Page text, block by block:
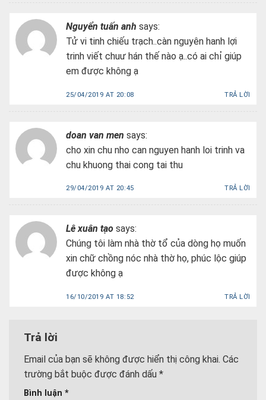
Nguyển tuấn anh says:
Tử vi tinh chiếu trạch..càn nguyên hanh lợi
trinh viết chuư hán thế nào ạ..có ai chỉ giúp
em được không ạ
25/04/2019 AT 20:08 TRẢ LỜI
doan van men says:
cho xin chu nho can nguyen hanh loi trinh va
chu khuong thai cong tai thu
29/04/2019 AT 20:45 TRẢ LỜI
Lê xuân tạo says:
Chúng tôi làm nhà thờ tổ của dòng họ muốn
xin chữ chồng nóc nhà thờ họ, phúc lộc giúp
được không ạ
16/10/2019 AT 18:52 TRẢ LỜI
Trả lời
Email của bạn sẽ không được hiển thị công khai. Các
trường bắt buộc được đánh dấu *
Bình luận *